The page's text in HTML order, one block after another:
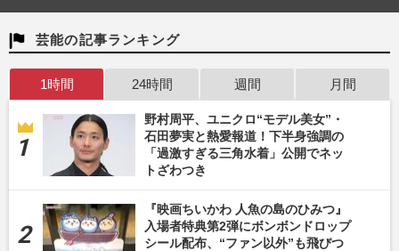
芸能の記事ランキング
1時間 24時間 週間 月間
野村周平、ユニクロ“モデル美女”・
石田夢実と熱愛報道！下半身強調の
「過激すぎる三角水着」公開でネッ
トざわつき
『映画ちいかわ 人魚の島のひみつ』
入場者特典第2弾にボンボンドロップ
シール配布、“ファン以外”も飛びつ